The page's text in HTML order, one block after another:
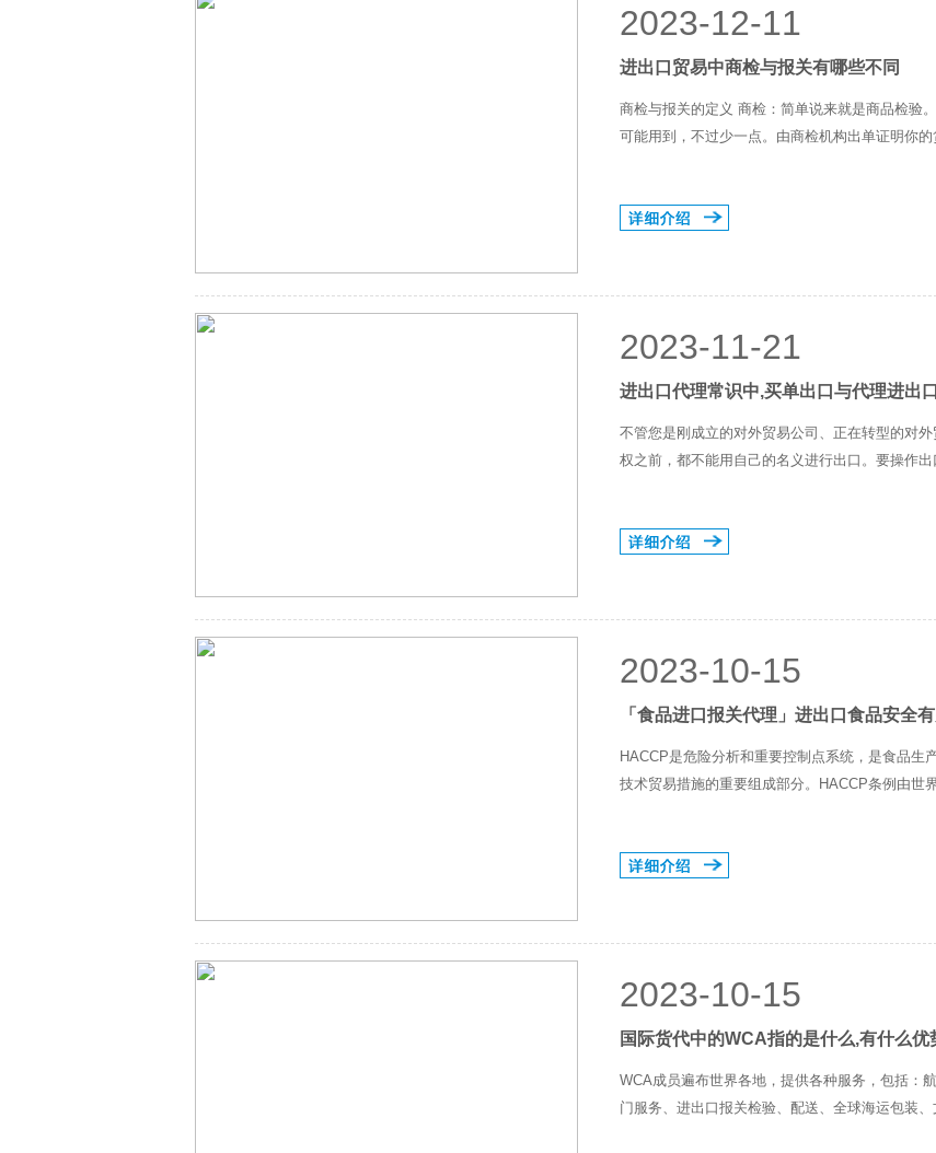
2023-12-11
进出口贸易中商检与报关有哪些不同
商检与报关的定义 商检：简单说来就是商品检验
可能用到，不过少一点。由商检机构出单证明你的
2023-11-21
进出口代理常识中,买单出口与代理进出
不管您是刚成立的对外贸易公司、正在转型的对
权之前，都不能用自己的名义进行出口。要操作出
2023-10-15
「食品进口报关代理」进出口食品安全
HACCP是危险分析和重要控制点系统，是食品生
技术贸易措施的重要组成部分。HACCP条例由世
2023-10-15
国际货代中的WCA指的是什么,有什么优
WCA成员遍布世界各地，提供各种服务，包括：
门服务、进出口报关检验、配送、全球海运包装、